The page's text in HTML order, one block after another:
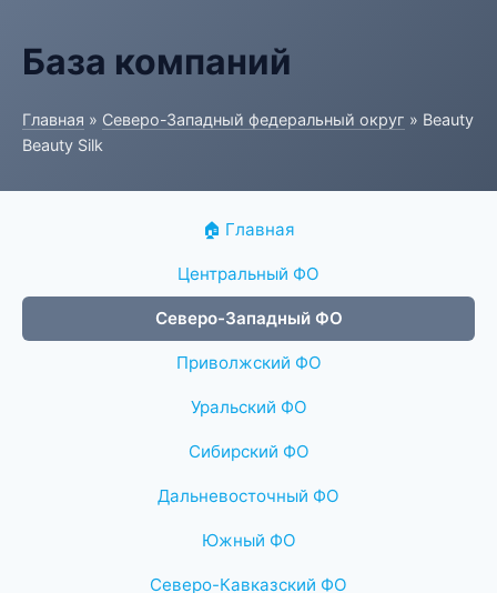
База компаний
Главная » Северо-Западный федеральный округ » Beauty
Beauty Silk
🏠 Главная
Центральный ФО
Северо-Западный ФО
Приволжский ФО
Уральский ФО
Сибирский ФО
Дальневосточный ФО
Южный ФО
Северо-Кавказский ФО